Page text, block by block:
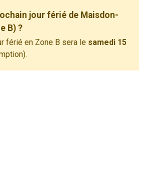
jour férié de Maisdon-
B) ?
férié en Zone B sera le samedi 15